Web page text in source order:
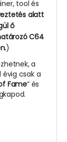
tool és
alatt
ő
C64
)
a
évig csak a
Fame” és